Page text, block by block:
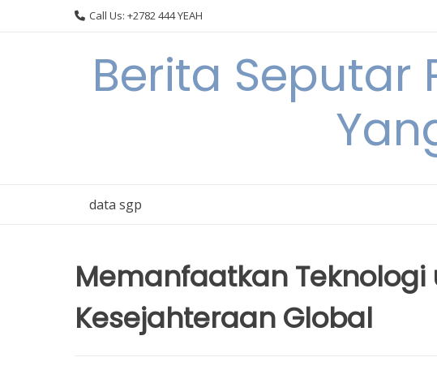
Call Us: +2782 444 YEAH
Berita Seputar
data sgp
Memanfaatkan
Kesejahteraan Global